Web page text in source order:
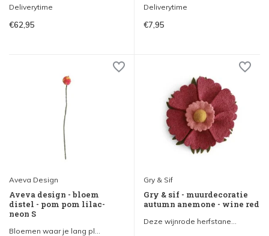
Deliverytime
€62,95
Deliverytime
€7,95
Aveva Design
Aveva design - bloem
distel - pom pom lilac-
neon S
Bloemen waar je lang pl...
Gry & Sif
Gry & sif - muurdecoratie
autumn anemone - wine red
Deze wijnrode herfstane...